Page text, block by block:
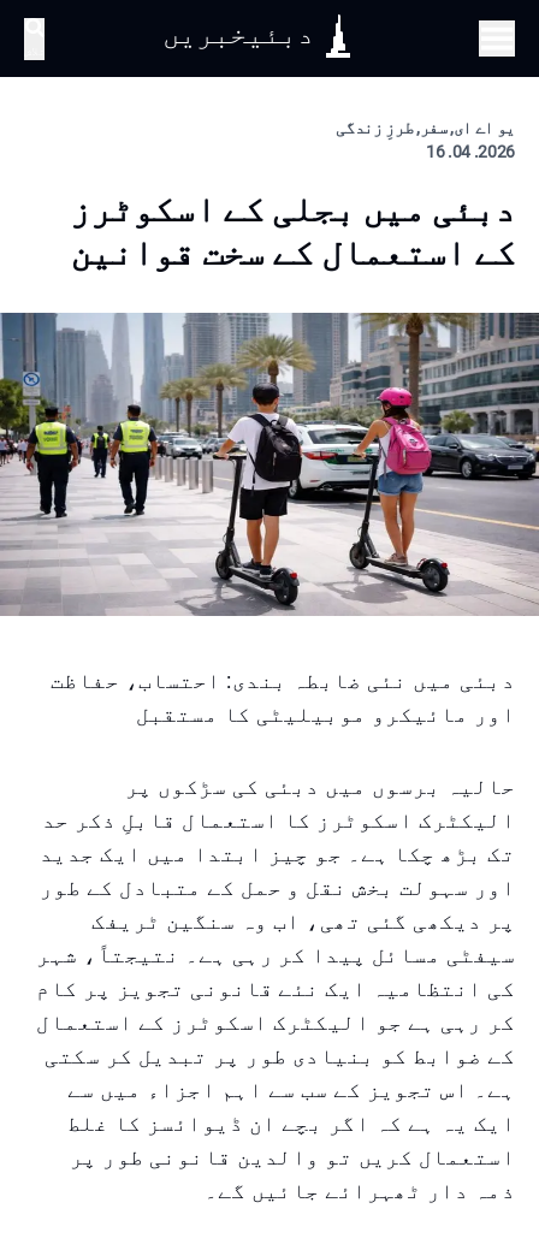
دبئیخبریں
یو اے ای, سفر, طرزِ زندگی
2026. 04. 16
دبئی میں بجلی کے اسکوٹرز
کے استعمال کے سخت قوانین
دبئی میں نئی ضابطہ بندی: احتساب، حفاظت
اور مائیکرو موبیلیٹی کا مستقبل
حالیہ برسوں میں دبئی کی سڑکوں پر
الیکٹرک اسکوٹرز کا استعمال قابلِ ذکر حد
تک بڑھ چکا ہے۔ جو چیز ابتدا میں ایک جدید
اور سہولت بخش نقل و حمل کے متبادل کے طور
پر دیکھی گئی تھی، اب وہ سنگین ٹریفک
سیفٹی مسائل پیدا کر رہی ہے۔ نتیجتاً، شہر
کی انتظامیہ ایک نئے قانونی تجویز پر کام
کر رہی ہے جو الیکٹرک اسکوٹرز کے استعمال
کے ضوابط کو بنیادی طور پر تبدیل کر سکتی
ہے۔ اس تجویز کے سب سے اہم اجزاء میں سے
ایک یہ ہے کہ اگر بچے ان ڈیوائسز کا غلط
استعمال کریں تو والدین قانونی طور پر
ذمہ دار ٹھہرائے جائیں گے۔